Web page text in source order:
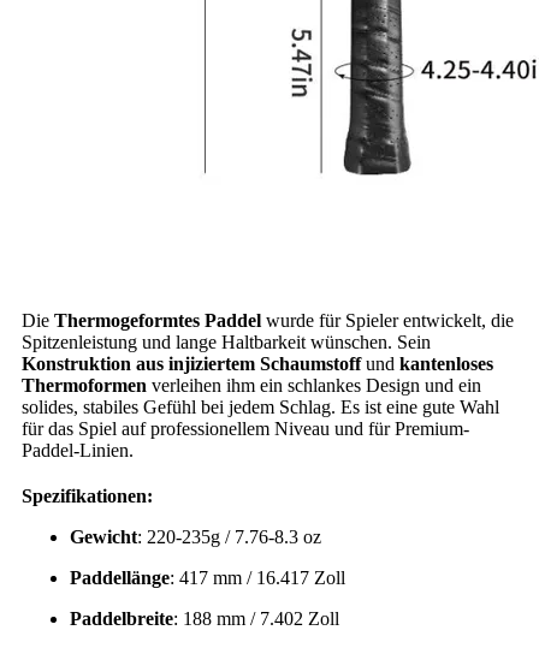
Die Thermogeformtes Paddel wurde für Spieler entwickelt, die
Spitzenleistung und lange Haltbarkeit wünschen. Sein
Konstruktion aus injiziertem Schaumstoffund kantenloses
Thermoformen verleihen ihm ein schlankes Design und ein
solides, stabiles Gefühl bei jedem Schlag. Es ist eine gute Wahl
für das Spiel auf professionellem Niveau und für Premium-
Paddel-Linien.
Spezifikationen:
Gewicht: 220-235g / 7.76-8.3 oz
Paddellänge: 417 mm / 16.417 Zoll
Paddelbreite: 188 mm / 7.402 Zoll